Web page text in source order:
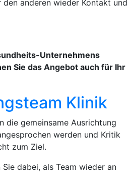
anderen wieder Kontakt und
Unternehmens
Sie das Angebot auch für Ihr
Klinik
die gemeinsame Ausrichtung
werden und Kritik
zum Ziel.
dabei, als Team wieder an